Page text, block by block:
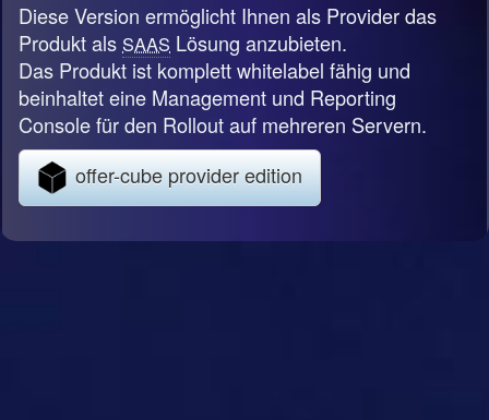
Diese Version ermöglicht Ihnen als Provider das
Produkt als SAAS Lösung anzubieten.
Das Produkt ist komplett whitelabel fähig und
beinhaltet eine Management und Reporting
Console für den Rollout auf mehreren Servern.
offer-cube provider edition